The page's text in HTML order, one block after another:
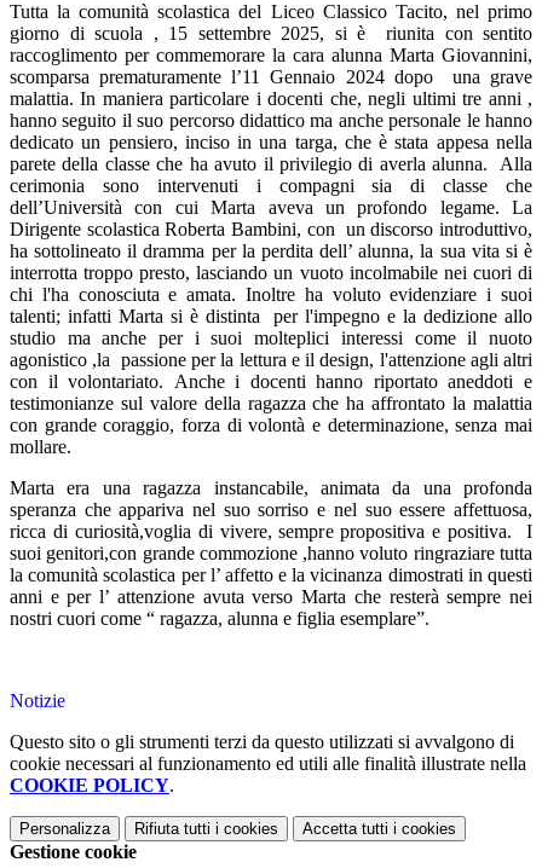
Tutta la comunità scolastica del Liceo Classico Tacito, nel primo
giorno di scuola , 15 settembre 2025, si è
riunita con sentito
raccoglimento per commemorare la cara alunna Marta Giovannini,
scomparsa prematuramente l’11 Gennaio 2024 dopo
una grave
malattia.In maniera particolare i docenti che, negli ultimi tre anni ,
hanno seguito il suo percorso didattico ma anche personale le hanno
dedicato un pensiero, inciso in una targa, che è stata appesa nella
parete della classe che ha avuto il privilegio di averla alunna.
Alla
cerimonia sono intervenuti i compagni sia di classe che
dell’Università con cui Marta aveva un profondo legame. La
Dirigente scolastica Roberta Bambini, con un discorso introduttivo,
ha sottolineato il dramma per la perdita dell’ alunna, la sua vita si è
interrotta troppo presto, lasciando un vuoto incolmabile nei cuori di
chi l'ha conosciuta e amata. Inoltre ha voluto evidenziare i suoi
talenti; infatti Marta si è distinta
per l'impegno e la dedizione allo
studio ma anche per i suoi molteplici interessi come il nuoto
agonistico ,la passione per la lettura e il design, l'attenzione agli altri
con il volontariato. Anche i docenti hanno riportato aneddoti e
testimonianze sul valore della ragazza che ha affrontato la malattia
con grande coraggio, forza di volontà e determinazione, senza mai
mollare.
Marta era una ragazza instancabile, animata da una profonda
speranza che appariva nel suo sorriso e nel suo essere affettuosa,
ricca di curiosità,voglia di vivere, sempre propositiva e positiva.
I
suoi genitori,con grande commozione ,hanno voluto ringraziare tutta
la comunità scolastica per l’ affetto e la vicinanza dimostrati in questi
anni e per l’ attenzione avuta verso Marta che resterà sempre nei
nostri cuori come “ ragazza, alunna e figlia esemplare”.
Notizie
Questo sito o gli strumenti terzi da questo utilizzati si avvalgono di
cookie necessari al funzionamento ed utili alle finalità illustrate nella
COOKIE POLICY.
Personalizza Rifiuta tutti i cookies Accetta tutti i cookies
Gestione cookie